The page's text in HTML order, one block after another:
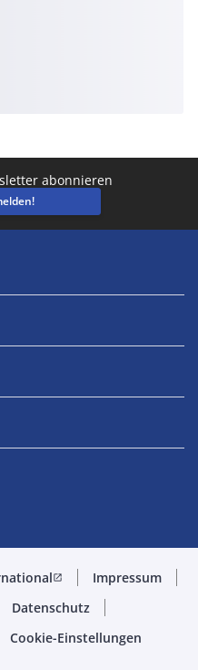
abonnieren
open_in_new
Impressum
Datenschutz
Cookie-Einstellungen